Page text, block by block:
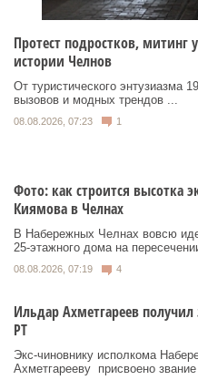
Протест подростков,
истории Челнов
От туристического энтузиазма
вызовов и модных трендов ...
08.08.2026, 07:23 1
Фото: как строится высотка
Киямова в Челнах
В Набережных Челнах вовсю
25‑этажного дома на
08.08.2026, 07:19 4
Ильдар Ахметгареев получил
РТ
Экс‑чиновнику исполкома
Ахметгарееву присвоено